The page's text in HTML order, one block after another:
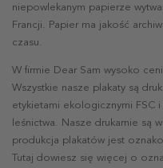
niepowlekanym papierze
Francji. Papier ma jakość
czasu.
W firmie Dear Sam wysoko
Wszystkie nasze plakaty są
etykietami ekologicznymi FSC
leśnictwa. Nasze drukarnie są
produkcja plakatów jest
Tutaj dowiesz się więcej o